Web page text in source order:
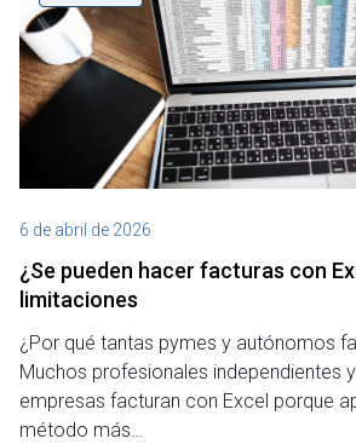
6 de abril de 2026
¿Se pueden hacer facturas con
limitaciones
¿Por qué tantas pymes y autónomos
Muchos profesionales independientes
empresas facturan con Excel porque
método más…